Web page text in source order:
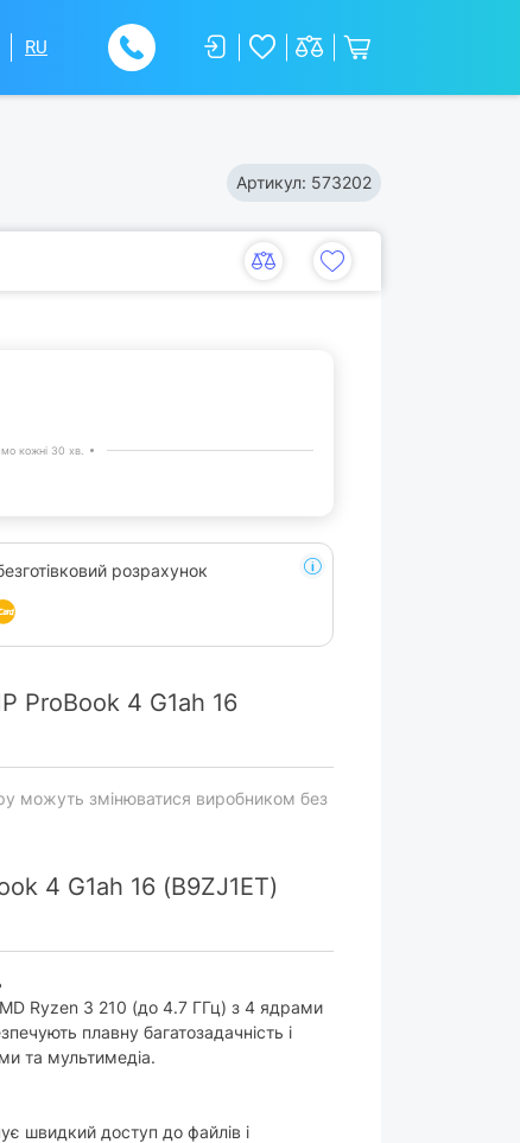
RU
Артикул: 573202
кожні 30 хв.
розрахунок
ProBook 4 G1ah 16
можуть змінюватися виробником без
4 G1ah 16 (B9ZJ1ET)
Ryzen 3 210 (до 4.7 ГГц) з 4 ядрами
плавну багатозадачність і
та мультимедіа.
швидкий доступ до файлів і